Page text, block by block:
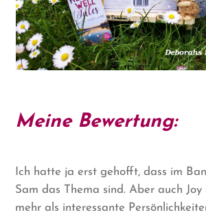
Meine Bewertung:
Ich hatte ja erst gehofft, dass im
Sam das Thema sind. Aber auch Joy
mehr als interessante